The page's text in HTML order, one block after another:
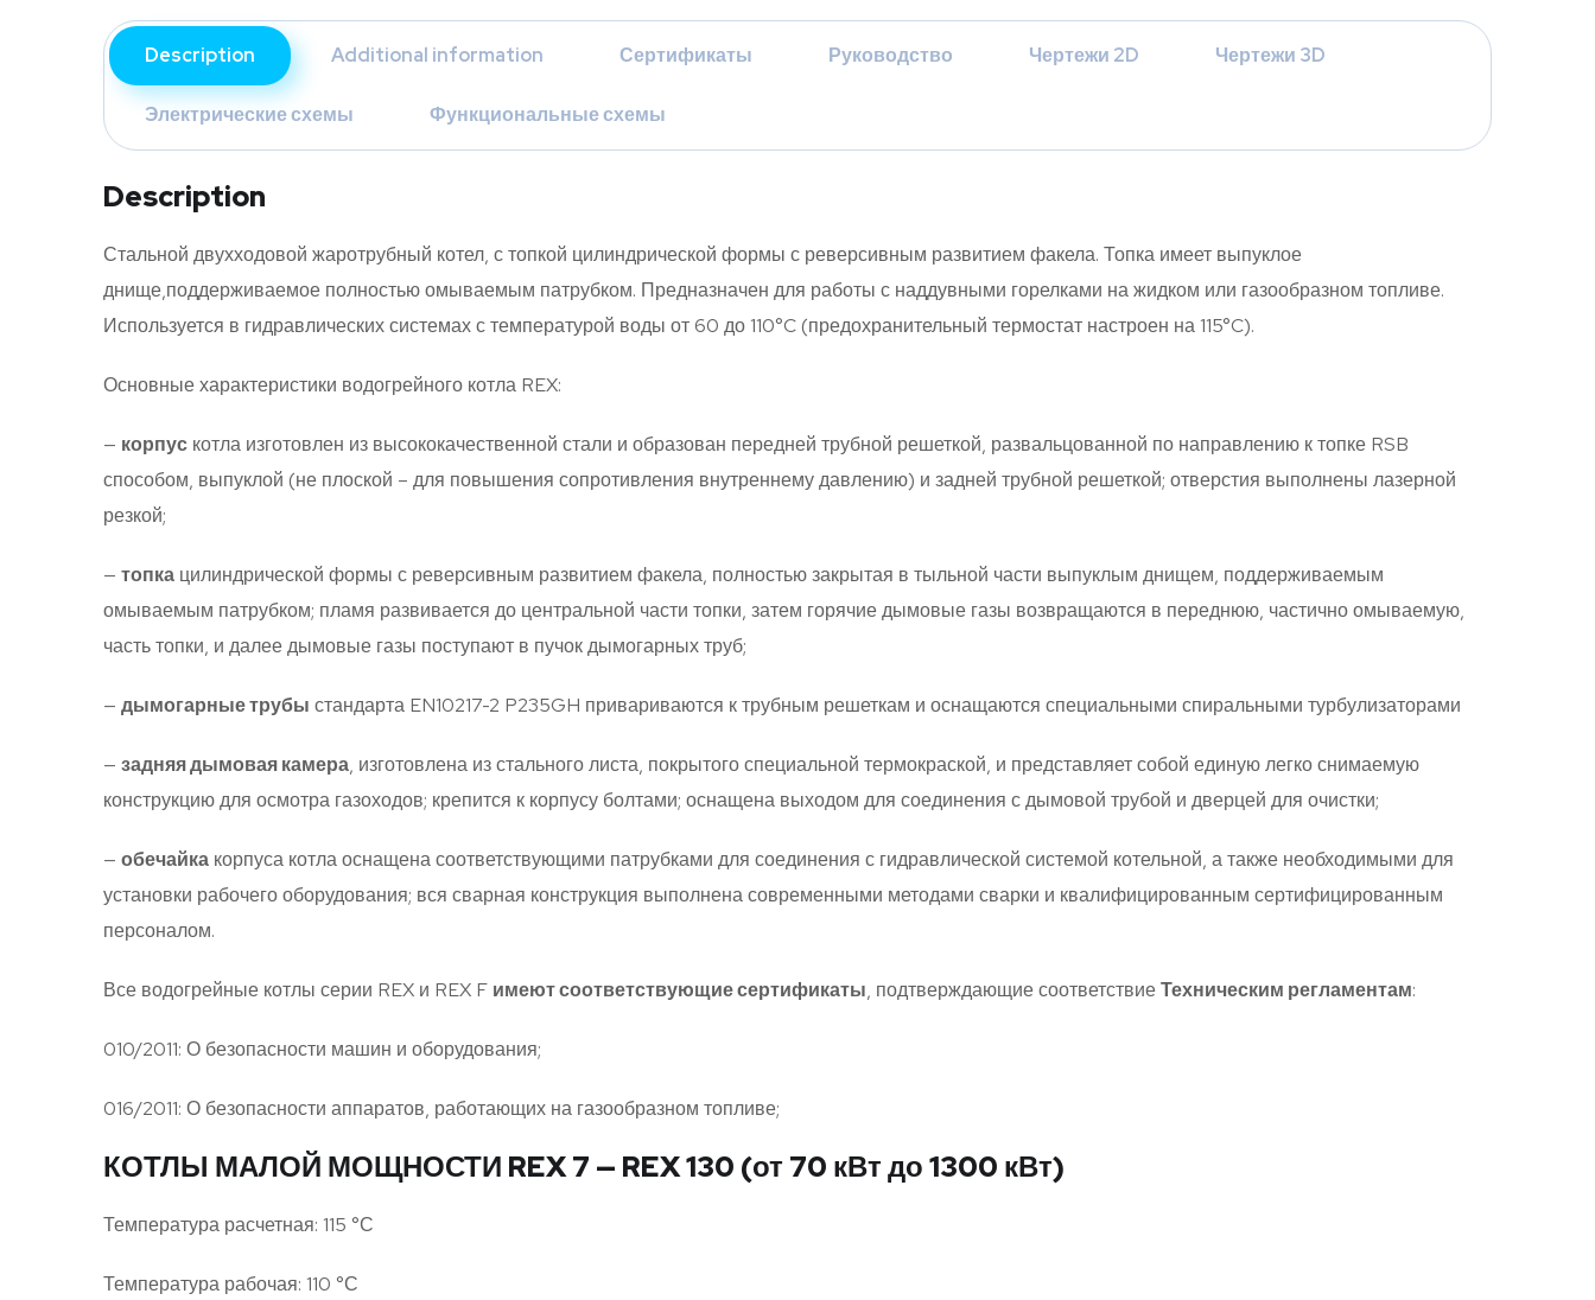
Description Additional information Сертификаты Руководство Чертежи 2D Чертежи 3D
Электрические схемы Функциональные схемы
Description
Стальной двухходовой жаротрубный котел, с топкой цилиндрической формы с реверсивным развитием факела. Топка имеет выпуклое
днище,поддерживаемое полностью омываемым патрубком. Предназначен для работы с наддувными горелками на жидком или газообразном топливе.
Используется в гидравлических системах с температурой воды от 60 до 110°C (предохранительный термостат настроен на 115°C).
Основные характеристики водогрейного котла REX:
— корпус котла изготовлен из высококачественной стали и образован передней трубной решеткой, развальцованной по направлению к топке RSB
способом, выпуклой (не плоской – для повышения сопротивления внутреннему давлению) и задней трубной решеткой; отверстия выполнены лазерной
резкой;
— топка цилиндрической формы с реверсивным развитием факела, полностью закрытая в тыльной части выпуклым днищем, поддерживаемым
омываемым патрубком; пламя развивается до центральной части топки, затем горячие дымовые газы возвращаются в переднюю, частично омываемую,
часть топки, и далее дымовые газы поступают в пучок дымогарных труб;
— дымогарные трубы стандарта EN10217-2 P235GH привариваются к трубным решеткам и оснащаются специальными спиральными турбулизаторами
— задняя дымовая камера, изготовлена из стального листа, покрытого специальной термокраской, и представляет собой единую легко снимаемую
конструкцию для осмотра газоходов; крепится к корпусу болтами; оснащена выходом для соединения с дымовой трубой и дверцей для очистки;
— обечайка корпуса котла оснащена соответствующими патрубками для соединения с гидравлической системой котельной, а также необходимыми для
установки рабочего оборудования; вся сварная конструкция выполнена современными методами сварки и квалифицированным сертифицированным
персоналом.
Все водогрейные котлы серии REX и REX F имеют соответствующие сертификаты, подтверждающие соответствиеТехническим регламентам:
010/2011: О безопасности машин и оборудования;
016/2011: О безопасности аппаратов, работающих на газообразном топливе;
КОТЛЫ МАЛОЙ МОЩНОСТИ REX 7 — REX 130 (от 70 кВт до 1300 кВт)
Температура расчетная: 115 °С
Температура рабочая: 110 °С